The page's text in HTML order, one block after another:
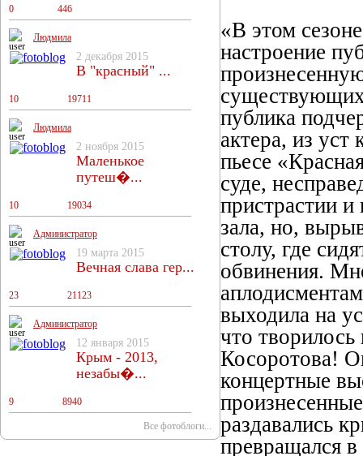
0 446
Людмила
2 декабря 2015
В "красный" ...
10 19711
Людмила
2 ноября 2015
Маленькое
путеш�...
10 19034
Администратор
19 марта 2015
Вечная слава гер...
23 21123
Администратор
12 января 2015
Крым - 2013,
незабы�...
9 8940
Все фотоблоги...
«В этом
настроение
публика
актера, из уст
пьесе
суде,
пристрастии
зала, но,
столу, где
обвинения.
выходила на
что творилось
Косоротова!
концертные
раздавались
превращался